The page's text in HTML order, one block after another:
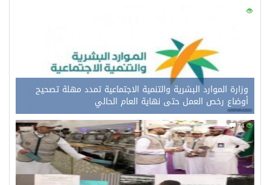
94
وزارة الموارد البشرية والتنمية الاجتماعية تمدد مهلة تصحيح
أوضاع رخص العمل حتى نهاية العام الحالي
74
0